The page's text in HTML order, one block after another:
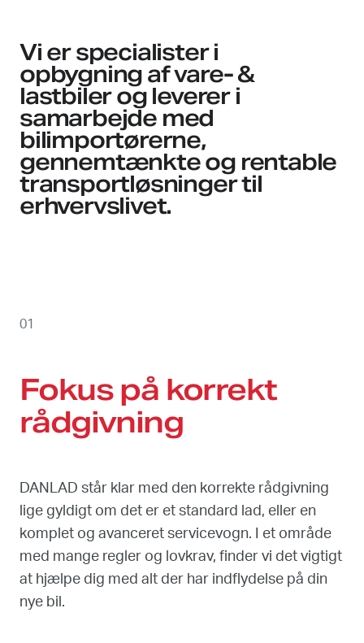
Vi er specialister i
opbygning af vare- &
lastbiler og leverer i
samarbejde med
bilimportørerne,
gennemtænkte og rentable
transportløsninger til
erhvervslivet.
01
Fokus på korrekt
rådgivning
DANLAD står klar med den korrekte rådgivning
lige gyldigt om det er et standard lad, eller en
komplet og avanceret servicevogn. I et område
med mange regler og lovkrav, finder vi det vigtigt
at hjælpe dig med alt der har indflydelse på din
nye bil.